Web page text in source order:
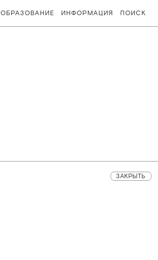
ОБРАЗОВАНИЕ ИНФОРМАЦИЯ ПОИСК
ЗАКРЫТЬ